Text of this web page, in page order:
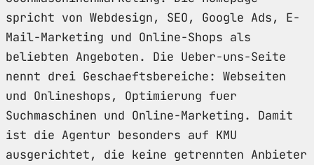
spricht von Webdesign, SEO, Google Ads, E-
Mail-Marketing und Online-Shops als
beliebten Angeboten. Die Ueber-uns-Seite
nennt drei Geschaeftsbereiche: Webseiten
und Onlineshops, Optimierung fuer
Suchmaschinen und Online-Marketing. Damit
ist die Agentur besonders auf KMU
ausgerichtet, die keine getrennten Anbieter